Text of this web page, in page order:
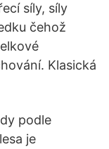
síly, síly
čehož
Klasická
podle
je